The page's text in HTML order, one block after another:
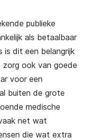
publieke
als betaalbaar
is dit een belangrijk
zorg ook van goede
voor een
buiten de grote
medische
net wat
die wat extra